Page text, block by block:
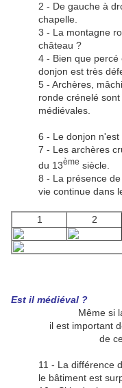
2 - De gauche à
chapelle.
3 - La montagne
château ?
4 - Bien que
donjon est très
5 - Archères,
ronde crénelé
médiévales.
6 - Le donjon n'est
7 - Les archères
du 13ème siècle.
8 - La présence
vie continue dans
1 2
Est il médiéval ?
Même si
il est important
de
11 - La différence
le bâtiment est